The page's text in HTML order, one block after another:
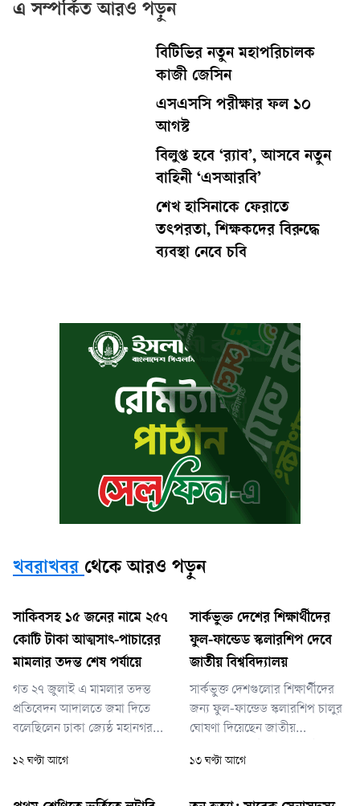
এ সম্পর্কিত আরও পড়ুন
বিটিভির নতুন মহাপরিচালক
কাজী জেসিন
এসএসসি পরীক্ষার ফল ১০
আগস্ট
বিলুপ্ত হবে ‘র‍্যাব’, আসবে নতুন
বাহিনী ‘এসআরবি’
শেখ হাসিনাকে ফেরাতে
তৎপরতা, শিক্ষকদের বিরুদ্ধে
ব্যবস্থা নেবে চবি
খবরাখবর থেকে আরও পড়ুন
সাকিবসহ ১৫ জনের নামে ২৫৭
কোটি টাকা আত্মসাৎ-পাচারের
মামলার তদন্ত শেষ পর্যায়ে
গত ২৭ জুলাই এ মামলার তদন্ত
প্রতিবেদন আদালতে জমা দিতে
বলেছিলেন ঢাকা জ্যেষ্ঠ মহানগর
দিন দুদক প্রতিবেদন জমা দিতে না
১২ ঘণ্টা আগে
সার্কভুক্ত দেশের শিক্ষার্থীদের
ফুল-ফান্ডেড স্কলারশিপ দেবে
জাতীয় বিশ্ববিদ্যালয়
সার্কভুক্ত দেশগুলোর শিক্ষার্থীদের
জন্য ফুল-ফান্ডেড স্কলারশিপ চালুর
ঘোষণা দিয়েছেন জাতীয়
চ্যান্সেলর) অধ্যাপক ড. এ এস এম
১৩ ঘণ্টা আগে